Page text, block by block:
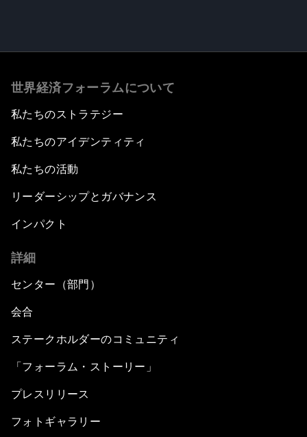
世界経済フォーラムについて
私たちのストラテジー
私たちのアイデンティティ
私たちの活動
リーダーシップとガバナンス
インパクト
詳細
センター（部門）
会合
ステークホルダーのコミュニティ
「フォーラム・ストーリー」
プレスリリース
フォトギャラリー